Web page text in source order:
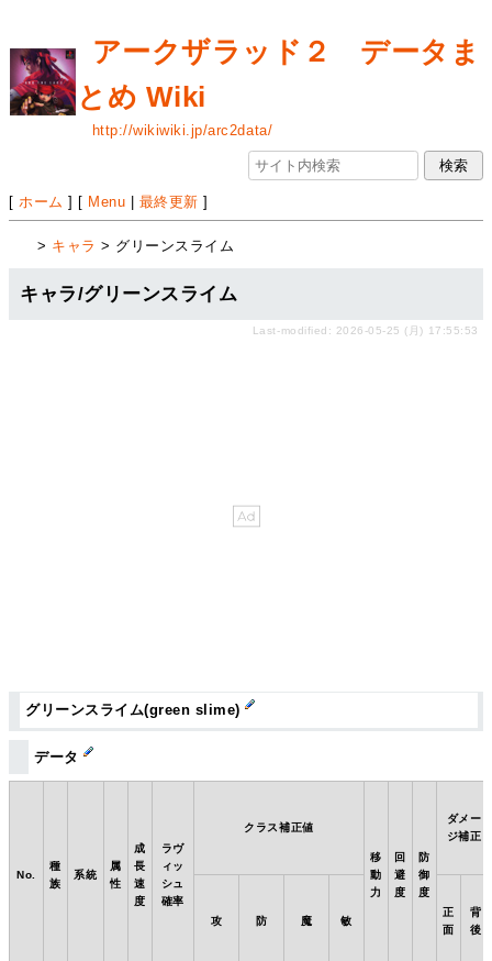
アークザラッド２ データま
とめ Wiki
http://wikiwiki.jp/arc2data/
[ ホーム ] [ Menu 最終更新 ]
> キャラ > グリーンスライム
キャラ/グリーンスライム
Last-modified: 2026-05-25 (月) 17:55:53
グリーンスライム(green slime)
データ
No.
種
族
系統
属
性
成
長
速
度
ラヴ
ィッ
シュ
確率
クラス補正値
移
動
力
回
避
度
防
御
度
ダメー
ジ補正
攻 防 魔 敏
正
面
背
後